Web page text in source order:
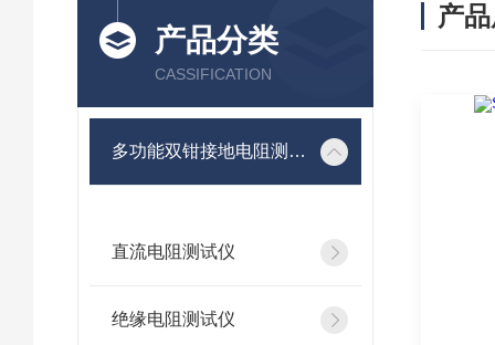
产品分类
CASSIFICATION
多功能双钳接地电阻测试仪
直流电阻测试仪
绝缘电阻测试仪
产